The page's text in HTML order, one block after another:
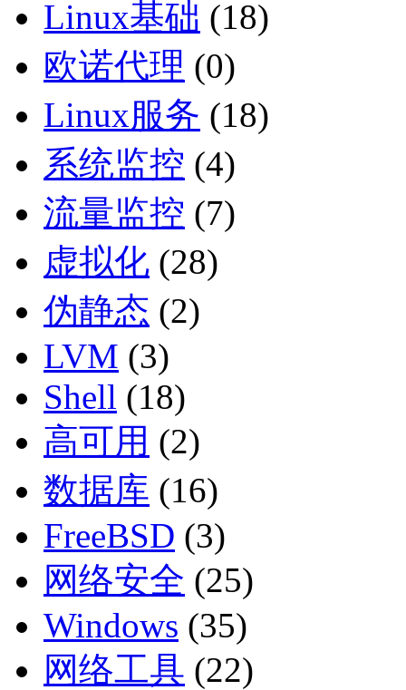
Linux基础 (18)
欧诺代理 (0)
Linux服务 (18)
系统监控 (4)
流量监控 (7)
虚拟化 (28)
伪静态 (2)
LVM (3)
Shell (18)
高可用 (2)
数据库 (16)
FreeBSD (3)
网络安全 (25)
Windows (35)
网络工具 (22)